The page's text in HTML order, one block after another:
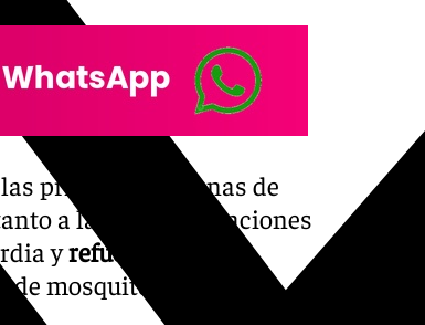
primeras semanas de
a las administraciones
yrefuercen las
mosquitos.